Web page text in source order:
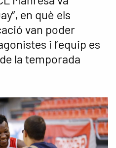
en què els
van poder
i l’equip es
la temporada